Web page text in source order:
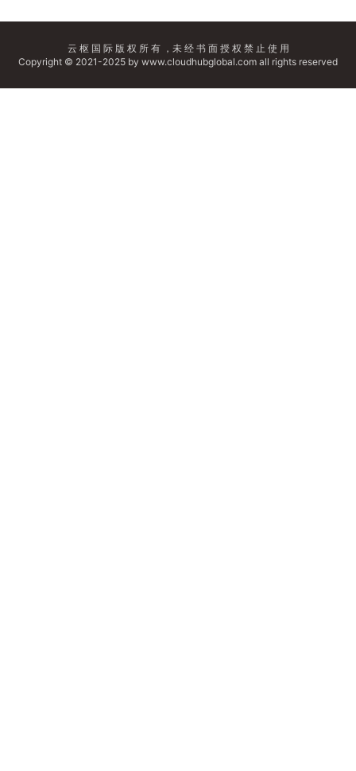
云 枢 国 际 版 权 所 有 ，未 经 书 面 授 权 禁 止 使 用
Copyright © 2021-2025 by www.cloudhubglobal.com all rights reserved